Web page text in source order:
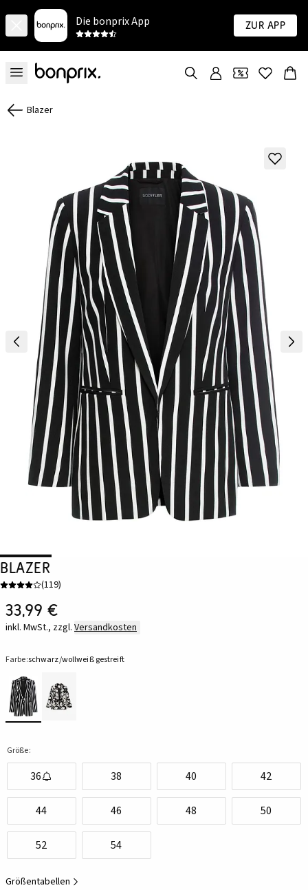
Die bonprix App Zur App
Blazer
Blazer
(119)
33,99 €
inkl. MwSt., zzgl. Versandkosten
Farbe:schwarz/wollweiß gestreift
Größe:
36 38 40 42
44 46 48 50
52 54
Größentabellen